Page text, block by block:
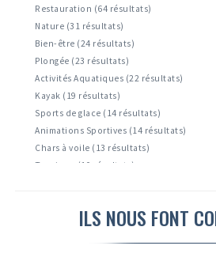
Restauration (64 résultats)
Nature (31 résultats)
Bien-être (24 résultats)
Plongée (23 résultats)
Activités Aquatiques (22 résultats)
Kayak (19 résultats)
Sports de glace (14 résultats)
Animations Sportives (14 résultats)
Chars à voile (13 résultats)
Tourisme (10 résultats)
ILS NOUS FONT